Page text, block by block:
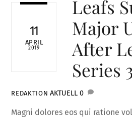
11
APRIL
2019
Leafs
Major
After
Series
REDAKTION AKTUELL 0
Magni dolores eos qui ratione